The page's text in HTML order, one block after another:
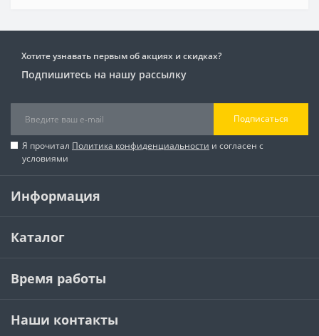
Хотите узнавать первым об акциях и скидках?
Подпишитесь на нашу рассылку
Подписаться
Я прочитал Политика конфиденциальности и согласен с
условиями
Информация
Каталог
Время работы
Наши контакты